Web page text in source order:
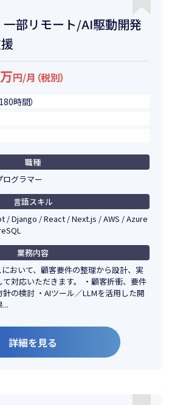
一部リモート/AI駆動開発
円/月（税別）
時間）
職種
ログラマー
言語スキル
/ Django / React / Next.js / AWS / Azure
業務内容
おいて、顧客要件の整理から設計、実
対応いただきます。 ・顧客折衝、要件
の検討 ・AIツール／LLMを活用した開
詳細を見る